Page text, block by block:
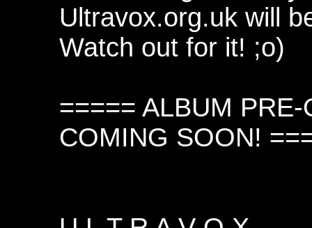
Ultravox.org.uk will
Watch out for it! ;o)
===== ALBUM
COMING SOON!